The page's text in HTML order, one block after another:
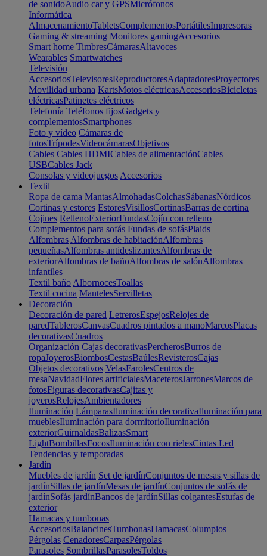
de sonidoAudio car y GPSMicrófonos
Informática
AlmacenamientoTabletsComplementosPortátilesImpresoras
Gaming & streaming Monitores gamingAccesorios
Smart home TimbresCámarasAltavoces
Wearables Smartwatches
Televisión
AccesoriosTelevisoresReproductoresAdaptadoresProyectores
Movilidad urbana KartsMotos eléctricasAccesoriosBicicletas
eléctricasPatinetes eléctricos
Telefonía Teléfonos fijosGadgets y
complementosSmartphones
Foto y vídeo Cámaras de
fotosTrípodesVideocámarasObjetivos
Cables Cables HDMICables de alimentaciónCables
USBCables Jack
Consolas y videojuegos Accesorios
Textil
Ropa de cama MantasAlmohadasColchasSábanasNórdicos
Cortinas y estores EstoresVisillosCortinasBarras de cortina
Cojines RellenoExteriorFundasCojín con relleno
Complementos para sofás Fundas de sofásPlaids
Alfombras Alfombras de habitaciónAlfombras
pequeñasAlfombras antideslizantesAlfombras de
exteriorAlfombras de bañoAlfombras de salónAlfombras
infantiles
Textil baño AlbornocesToallas
Textil cocina MantelesServilletas
Decoración
Decoración de pared LetrerosEspejosRelojes de
paredTablerosCanvasCuadros pintados a manoMarcosPlacas
decorativasCuadros
Organización Cajas decorativasPercherosBurros de
ropaJoyerosBiombosCestasBaúlesRevisterosCajas
Objetos decorativos VelasFarolesCentros de
mesaNavidadFlores artificialesMaceterosJarronesMarcos de
fotosFiguras decorativasCajitas y
joyerosRelojesAmbientadores
Iluminación LámparasIluminación decorativaIluminación para
mueblesIluminación para dormitorioIluminación
exteriorGuirnaldasBalizasSmart
LightBombillasFocosIluminación con rielesCintas Led
Tendencias y temporadas
Jardín
Muebles de jardín Set de jardínConjuntos de mesas y sillas de
jardínSillas de jardínMesas de jardínConjuntos de sofás de
jardínSofás jardínBancos de jardínSillas colgantesEstufas de
exterior
Hamacas y tumbonas
AccesoriosBalancinesTumbonasHamacasColumpios
Pérgolas CenadoresCarpasPérgolas
Parasoles SombrillasParasolesToldos